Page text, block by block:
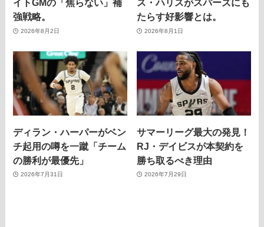
イトGMの「焦らない」補
強戦略。
2026年8月2日
ス・ハリスがスパーズにも
たらす好影響とは。
2026年8月1日
ディラン・ハーパーがベン
チ起用の噂を一蹴「チーム
の勝利が最優先」
2026年7月31日
サマーリーグ最大の発見！
RJ・デイビスが本契約を
勝ち取るべき理由
2026年7月29日